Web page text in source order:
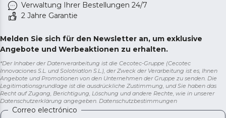
Verwaltung Ihrer Bestellungen 24/7
2 Jahre Garantie
Melden Sie sich für den Newsletter an, um exklusive
Angebote und Werbeaktionen zu erhalten.
*Der Inhaber der Datenverarbeitung ist die Cecotec-Gruppe (Cecotec
Innovaciones S.L. und Solotriatlon S.L.), der Zweck der Verarbeitung ist es, Ihnen
Angebote und Promotionen von den Unternehmen der Gruppe zu senden. Die
Legitimationsgrundlage ist die ausdrückliche Zustimmung, und Sie haben das
Recht auf Zugang, Berichtigung, Löschung und andere Rechte, wie in unserer
Datenschutzerklärung angegeben. Datenschutzbestimmungen
Correo electrónico